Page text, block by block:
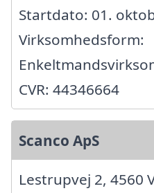
Startdato: 01.
Virksomhedsform:
CVR: 44346664
Scanco ApS
Lestrupvej 2, 4560